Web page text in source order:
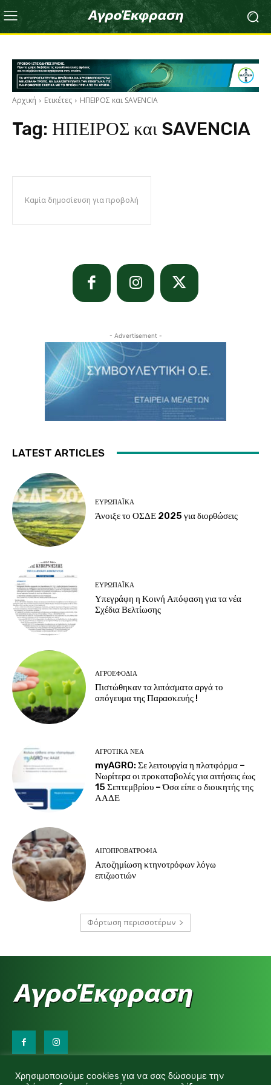
Αρχική Ετικέτες ΗΠΕΙΡΟΣ και SAVENCIA
Tag: ΗΠΕΙΡΟΣ και SAVENCIA
Καμία δημοσίευση για προβολή
- Advertisement -
LATEST ARTICLES
ΕΥΡΩΠΑΪΚΆ
Άνοιξε το ΟΣΔΕ 2025 για διορθώσεις
ΕΥΡΩΠΑΪΚΆ
Υπεγράφη η Κοινή Απόφαση για τα νέα
Σχέδια Βελτίωσης
ΑΓΡΟΕΦΌΔΙΑ
Πιστώθηκαν τα λιπάσματα αργά το
απόγευμα της Παρασκευής !
ΑΓΡΟΤΙΚΆ ΝΈΑ
myAGRO: Σε λειτουργία η πλατφόρμα –
Νωρίτερα οι προκαταβολές για αιτήσεις έως
15 Σεπτεμβρίου – Όσα είπε ο διοικητής της
ΑΑΔΕ
ΑΙΓΟΠΡΟΒΑΤΡΟΦΊΑ
Αποζημίωση κτηνοτρόφων λόγω
επιζωοτιών
Φόρτωση περισσοτέρων
d.makas@yahoo.gr
Χρησιμοποιούμε cookies για να σας δώσουμε την